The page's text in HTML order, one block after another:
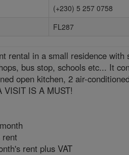
(+230) 5 257 0758
FL287
rental in a small residence
bus stop, schools etc... It
open kitchen, 2 air-
VISIT IS A MUST!
rent
rent plus VAT